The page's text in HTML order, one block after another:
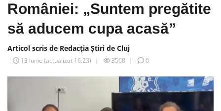
României: „Suntem pregătite
să aducem cupa acasă”
Articol scris de Redacția Știri de Cluj
13 Iunie (actualizat 16:23) 3568 0